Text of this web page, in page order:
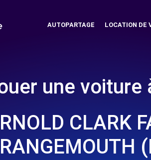
AUTOPARTAGE LOCATION DE
une voiture
CLARK